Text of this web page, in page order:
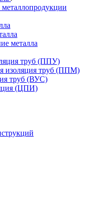
металлопродукции
металла
труб (ППУ)
изоляция труб (ППМ)
труб (ВУС)
(ЦПИ)